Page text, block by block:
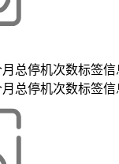
总停机次数标签信
总停机次数标签信